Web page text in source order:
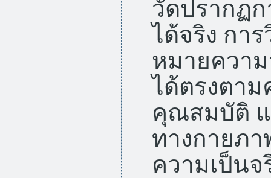
วัดปรากฏ
ได้จริง กา
หมายควา
ได้ตรงตา
คุณสมบัติ
ทางกายภ
ความเป็นจ